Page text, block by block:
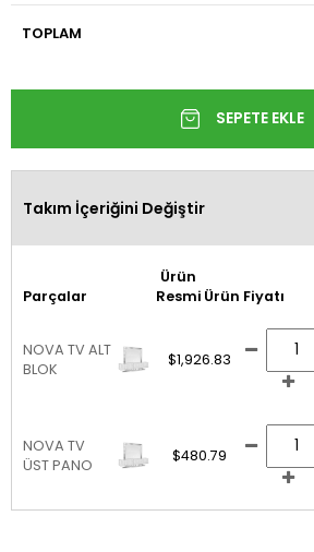
TOPLAM
Takım İçeriğini Değiştir
Parçalar
Ürün
Resmi Ürün Fiyatı
NOVA TV ALT
BLOK
$1,926.83
NOVA TV
ÜST PANO
$480.79